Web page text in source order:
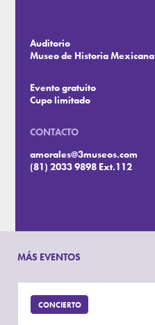
Auditorio
Museo de Historia Mexicana
Evento gratuito
Cupo limitado
CONTACTO
amorales@3museos.com
(81) 2033 9898 Ext.112
MÁS EVENTOS
CONCIERTO